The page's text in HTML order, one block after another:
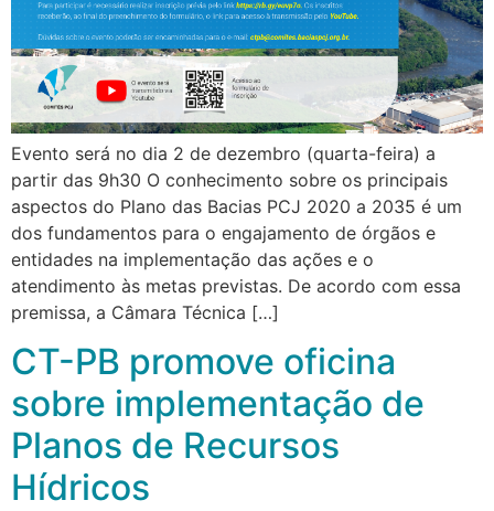
Evento será no dia 2 de dezembro (quarta-feira) a
partir das 9h30 O conhecimento sobre os principais
aspectos do Plano das Bacias PCJ 2020 a 2035 é um
dos fundamentos para o engajamento de órgãos e
entidades na implementação das ações e o
atendimento às metas previstas. De acordo com essa
premissa, a Câmara Técnica […]
CT-PB promove oficina
sobre implementação de
Planos de Recursos
Hídricos